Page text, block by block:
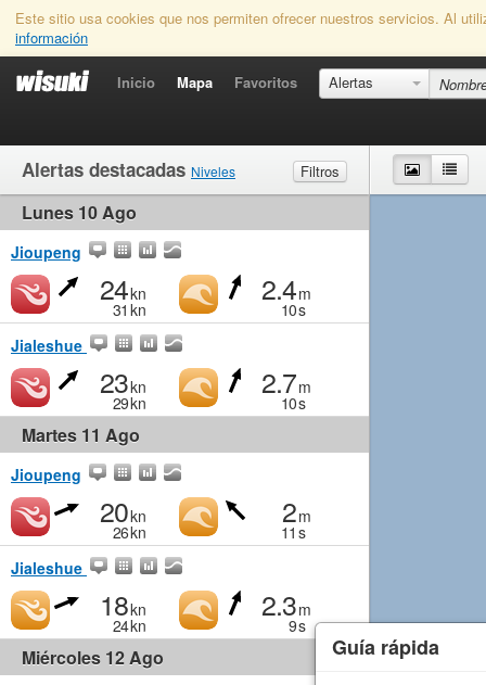
Este sitio usa cookies que nos permiten ofrecer nuestros servicios. Al
información
Inicio Mapa Favoritos Alertas
Alertas destacadas Niveles
Filtros
Viento
Olas
Lunes 10 Ago
Jioupeng
24kn
31 kn
2.4m
10s
Jialeshue
23kn
29kn
2.7m
10s
Martes 11 Ago
Jioupeng
20kn
26kn
2m
11 s
Jialeshue
18kn
24kn
2.3m
9s
Miércoles 12 Ago
Mapa
Guía rápida